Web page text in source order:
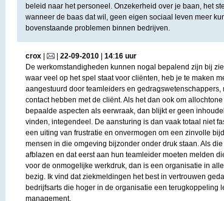
beleid naar het personeel. Onzekerheid over je baan, het
wanneer de baas dat wil, geen eigen sociaal leven meer
bovenstaande problemen binnen bedrijven.
crox| | 22-09-2010| 14:16 uur
De werkomstandigheden kunnen nogal bepalend zijn bij
waar veel op het spel staat voor cliënten, heb je te maken
aangestuurd door teamleiders en
contact hebben met de cliënt. Als het dan ook om
bepaalde aspecten als eerwraak, dan blijkt er geen
vinden, integendeel. De aansturing is dan vaak totaal niet
een uiting van frustratie en onvermogen om een zinvolle
mensen in die omgeving bijzonder onder druk staan. Als
afblazen en dat eerst aan hun teamleider moeten melden
voor de onmogelijke werkdruk, dan is een organisatie in
bezig. Ik vind dat ziekmeldingen het best in vertrouwen
bedrijfsarts die hoger in de organisatie een terugkoppeling
management.